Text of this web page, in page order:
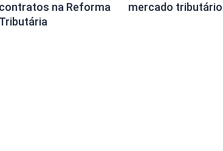
contratos na Reforma
Tributária
mercado tributário